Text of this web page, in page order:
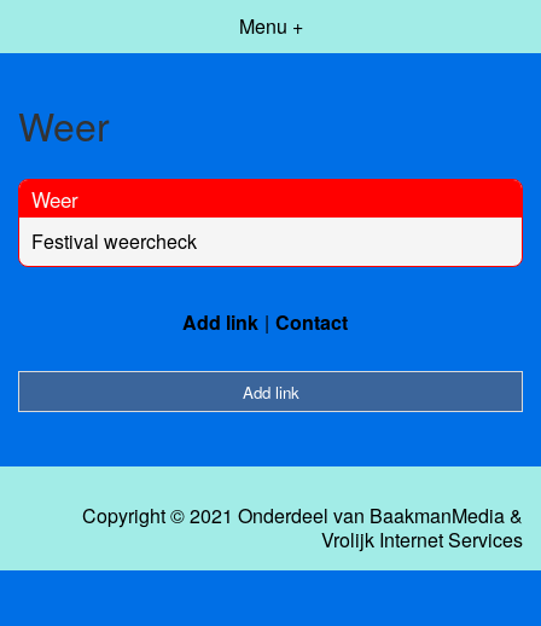
Menu +
Weer
Weer
Festival weercheck
Add link Contact
Add link
Copyright © 2021 Onderdeel van BaakmanMedia&
Vrolijk Internet Services